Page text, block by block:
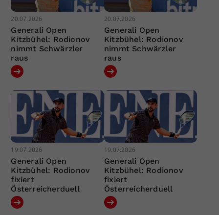
20.07.2026
Generali Open
Kitzbühel: Rodionov
nimmt Schwärzler
raus
20.07.2026
Generali Open
Kitzbühel: Rodionov
nimmt Schwärzler
raus
19.07.2026
Generali Open
Kitzbühel: Rodionov
fixiert
Österreicherduell
19.07.2026
Generali Open
Kitzbühel: Rodionov
fixiert
Österreicherduell